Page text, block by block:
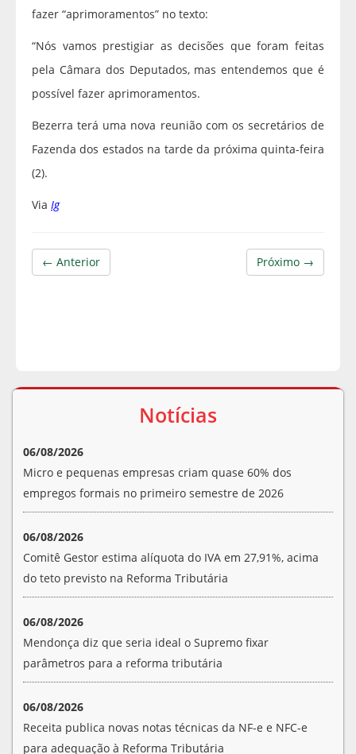
fazer “aprimoramentos” no texto:
“Nós vamos prestigiar as decisões que foram feitas
pela Câmara dos Deputados, mas entendemos que é
possível fazer aprimoramentos.
Bezerra terá uma nova reunião com os secretários de
Fazenda dos estados na tarde da próxima quinta-feira
(2).
Via Ig
Próximo →
← Anterior
Notícias
06/08/2026
Micro e pequenas empresas criam quase 60% dos
empregos formais no primeiro semestre de 2026
06/08/2026
Comitê Gestor estima alíquota do IVA em 27,91%, acima
do teto previsto na Reforma Tributária
06/08/2026
Mendonça diz que seria ideal o Supremo fixar
parâmetros para a reforma tributária
06/08/2026
Receita publica novas notas técnicas da NF-e e NFC-e
para adequação à Reforma Tributária